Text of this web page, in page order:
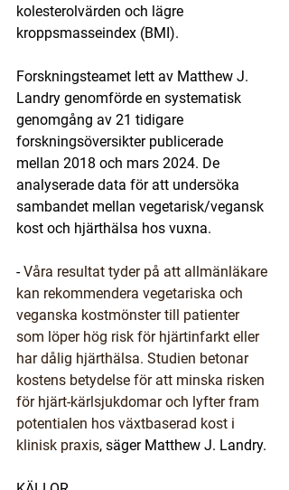
kolesterolvärden och lägre
kroppsmasseindex (BMI).
Forskningsteamet lett av Matthew J.
Landry genomförde en systematisk
genomgång av 21 tidigare
forskningsöversikter publicerade
mellan 2018 och mars 2024. De
analyserade data för att undersöka
sambandet mellan vegetarisk/vegansk
kost och hjärthälsa hos vuxna.
- Våra resultat tyder på att allmänläkare
kan rekommendera vegetariska och
veganska kostmönster till patienter
som löper hög risk för hjärtinfarkt eller
har dålig hjärthälsa. Studien betonar
kostens betydelse för att minska risken
för hjärt-kärlsjukdomar och lyfter fram
potentialen hos växtbaserad kost i
klinisk praxis, säger Matthew J. Landry.